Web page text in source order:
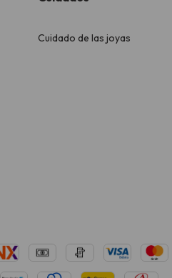
Cuidado de las joyas